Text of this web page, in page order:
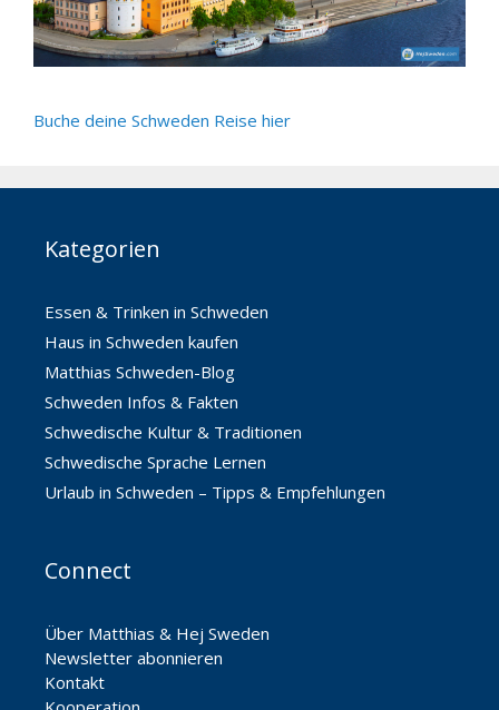
Buche deine Schweden Reise hier
Kategorien
Essen & Trinken in Schweden
Haus in Schweden kaufen
Matthias Schweden-Blog
Schweden Infos & Fakten
Schwedische Kultur & Traditionen
Schwedische Sprache Lernen
Urlaub in Schweden – Tipps & Empfehlungen
Connect
Über Matthias & Hej Sweden
Newsletter abonnieren
Kontakt